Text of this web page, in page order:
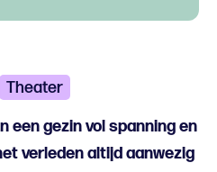
Theater
een gezin vol spanning en
verleden altijd aanwezig